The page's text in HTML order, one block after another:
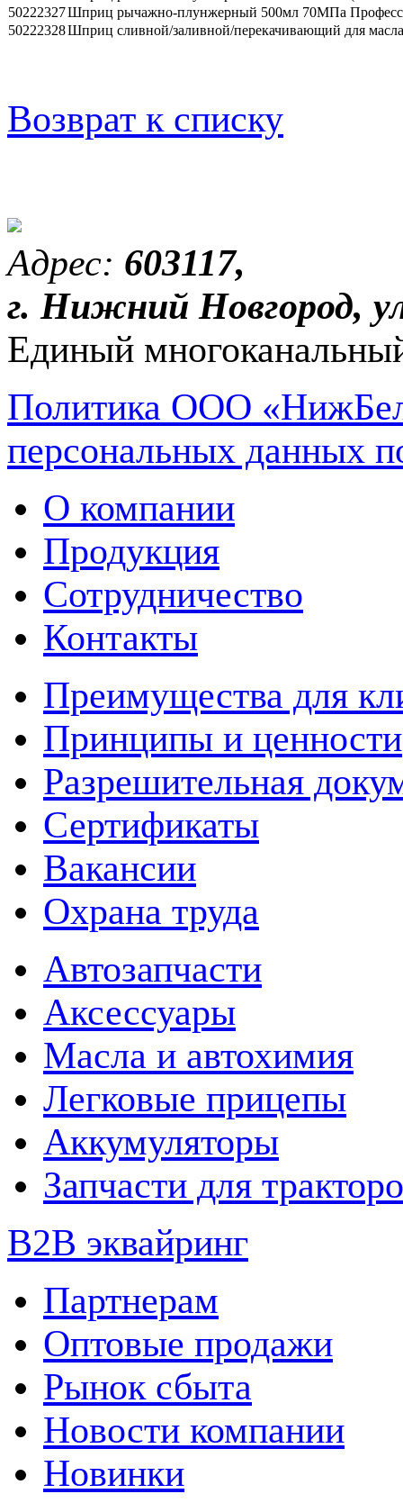
50222327Шприц рычажно-плунжерный 500мл 70МПа
50222328Шприц сливной/заливной/перекачивающий для
Возврат к списку
Адрес: 603117,
г. Нижний Новгород,
Единый
Политика ООО
персональных данных
О компании
Продукция
Сотрудничество
Контакты
Преимущества для
Принципы и ценности
Разрешительная
Сертификаты
Вакансии
Охрана труда
Автозапчасти
Аксессуары
Масла и автохимия
Легковые прицепы
Аккумуляторы
Запчасти для
B2B эквайринг
Партнерам
Оптовые продажи
Рынок сбыта
Новости компании
Новинки